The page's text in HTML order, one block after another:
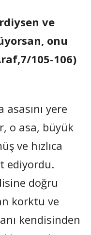
ve
onu
105-106)
yere
o asa, büyük
ve hızlıca
ediyordu.
doğru
korktu ve
kendisinden